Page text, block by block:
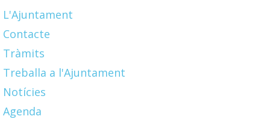
L'Ajuntament
Contacte
Tràmits
Treballa a l'Ajuntament
Notícies
Agenda